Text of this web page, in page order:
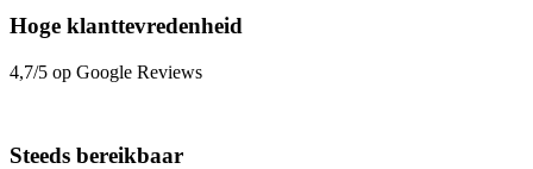
Hoge klanttevredenheid
4,7/5 op Google Reviews
Steeds bereikbaar